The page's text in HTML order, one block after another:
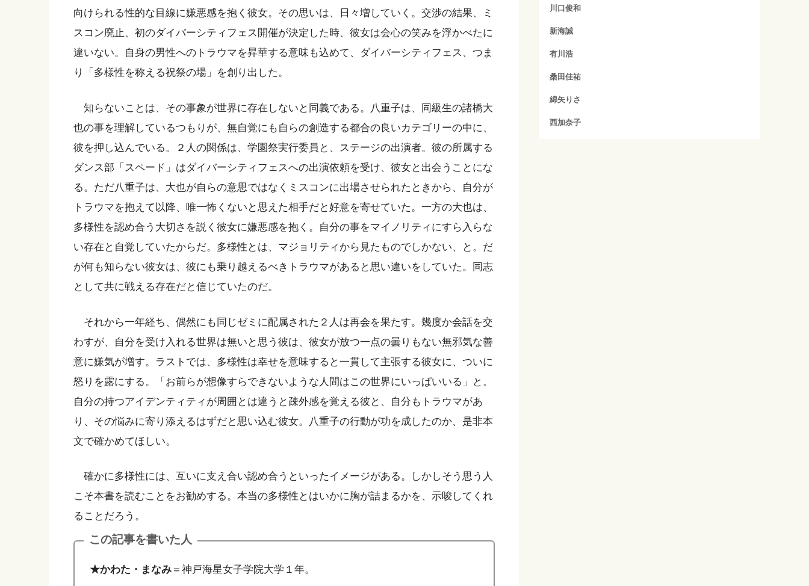
向けられる性的な目線に嫌悪感を抱く彼女。その思いは、日々増していく。交渉の結果、ミ
スコン廃止、初のダイバーシティフェス開催が決定した時、彼女は会心の笑みを浮かべたに
違いない。自身の男性へのトラウマを昇華する意味も込めて、ダイバーシティフェス、つま
り「多様性を称える祝祭の場」を創り出した。
知らないことは、その事象が世界に存在しないと同義である。八重子は、同級生の諸橋大
也の事を理解しているつもりが、無自覚にも自らの創造する都合の良いカテゴリーの中に、
彼を押し込んでいる。２人の関係は、学園祭実行委員と、ステージの出演者。彼の所属する
ダンス部「スペード」はダイバーシティフェスへの出演依頼を受け、彼女と出会うことにな
る。ただ八重子は、大也が自らの意思ではなくミスコンに出場させられたときから、自分が
トラウマを抱えて以降、唯一怖くないと思えた相手だと好意を寄せていた。一方の大也は、
多様性を認め合う大切さを説く彼女に嫌悪感を抱く。自分の事をマイノリティにすら入らな
い存在と自覚していたからだ。多様性とは、マジョリティから見たものでしかない、と。だ
が何も知らない彼女は、彼にも乗り越えるべきトラウマがあると思い違いをしていた。同志
として共に戦える存在だと信じていたのだ。
それから一年経ち、偶然にも同じゼミに配属された２人は再会を果たす。幾度か会話を交
わすが、自分を受け入れる世界は無いと思う彼は、彼女が放つ一点の曇りもない無邪気な善
意に嫌気が増す。ラストでは、多様性は幸せを意味すると一貫して主張する彼女に、ついに
怒りを露にする。「お前らが想像すらできないような人間はこの世界にいっぱいいる」と。
自分の持つアイデンティティが周囲とは違うと疎外感を覚える彼と、自分もトラウマがあ
り、その悩みに寄り添えるはずだと思い込む彼女。八重子の行動が功を成したのか、是非本
文で確かめてほしい。
確かに多様性には、互いに支え合い認め合うといったイメージがある。しかしそう思う人
こそ本書を読むことをお勧めする。本当の多様性とはいかに胸が詰まるかを、示唆してくれ
ることだろう。
この記事を書いた人
★かわた・まなみ＝神戸海星女子学院大学１年。
川口俊和
新海誠
有川浩
桑田佳祐
綿矢りさ
西加奈子